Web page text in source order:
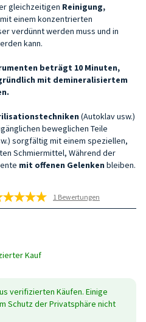
gleichzeitigen Reinigung,
mit einem konzentrierten
verdünnt werden muss und in
kann.
beträgt 10 Minuten,
mit demineralisiertem
(Autoklav usw.)
beweglichen Teile
sorgfältig mit einem speziellen,
Schmiermittel, Während der
mit offenen Gelenken bleiben.
1 Bewertungen
Kauf
verifizierten Käufen. Einige
Schutz der Privatsphäre nicht